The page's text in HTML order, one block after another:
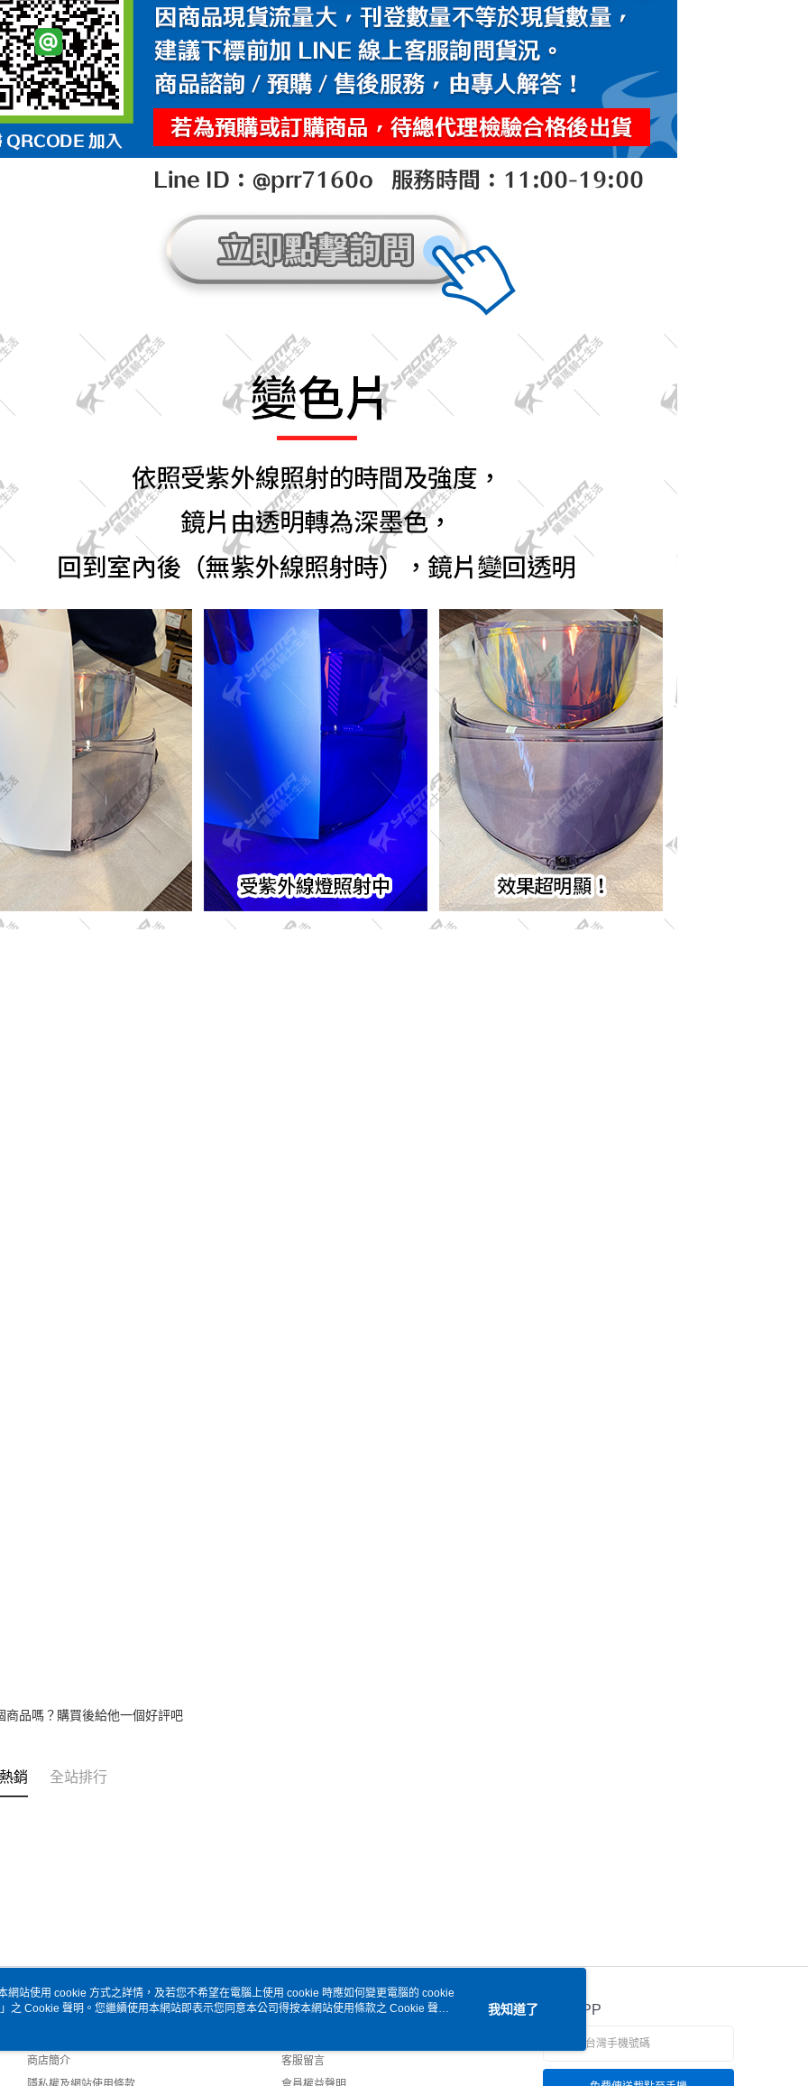
商品嗎？購買後給他一個好評吧
銷 全站排行
關於我們
商店簡介
客服資訊
客服留言
官方APP
網站使用 cookie 方式之詳情，及若您不希望在電腦上使用 cookie 時應如何變更電腦的 cookie
」之 Cookie 聲明。您繼續使用本網站即表示您同意本公司得按本網站使用條款之 Cookie 聲明
我知道了